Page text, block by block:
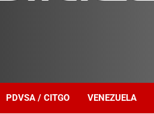
PDVSA / CITGO VENEZUELA